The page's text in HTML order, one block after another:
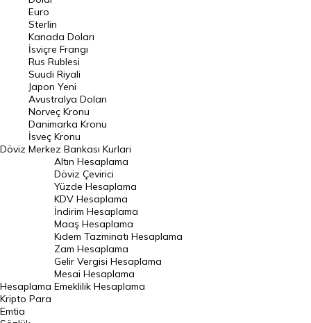
Pound Kuru
Frank Kuru
Riyal Kuru
Avustralya Doları
Danimarka Kronu Kuru
Kanada Doları Kuru
Norveç Kronu Kuru
İsveç Kronu Kuru
Japon Yeni Kuru
Serbest Piyasa Döviz Kurları
Merkez Bankası Döviz Kurları
Altın Fiyatları
Gram Altın Fiyatı
Döviz
Euro
Sterlin
Kanada Doları
İsviçre Frangı
Rus Rublesi
Suudi Riyali
Japon Yeni
Avustralya Doları
Norveç Kronu
Danimarka Kronu
İsveç Kronu
Merkez Bankası Kurlari
Hesaplama
Altın Hesaplama
Döviz Çevirici
Yüzde Hesaplama
KDV Hesaplama
İndirim Hesaplama
Maaş Hesaplama
Kıdem Tazminatı Hesaplama
Zam Hesaplama
Gelir Vergisi Hesaplama
Mesai Hesaplama
Emeklilik Hesaplama
Kripto Para
Emtia